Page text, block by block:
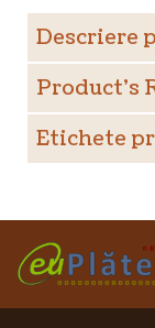
Descriere
Product's
Etichete